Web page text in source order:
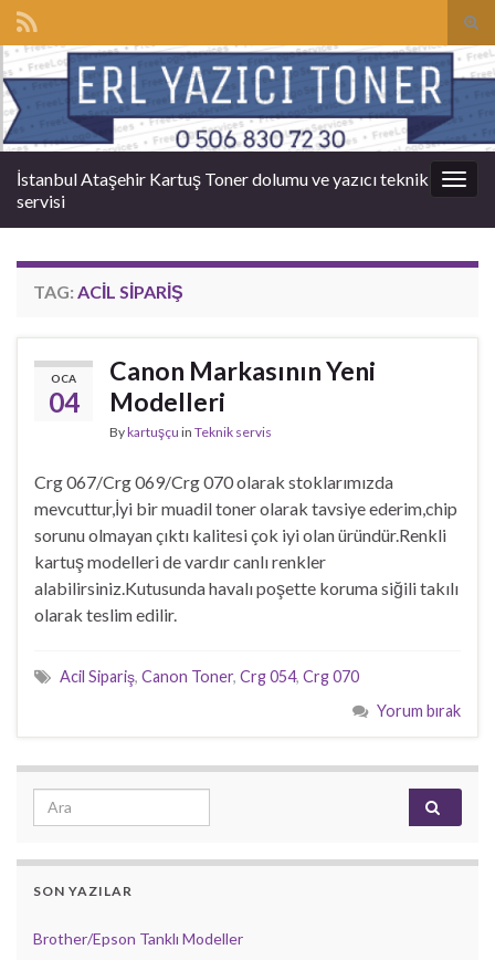
Search for:
İstanbul Ataşehir Kartuş Toner dolumu ve yazıcı teknik
servisi
TAG: ACIL SIPARIŞ
OCA
04
Canon Markasının Yeni
Modelleri
Bykartuşçu in Teknik servis
Crg 067/Crg 069/Crg 070 olarak stoklarımızda
mevcuttur,İyi bir muadil toner olarak tavsiye ederim,chip
sorunu olmayan çıktı kalitesi çok iyi olan üründür.Renkli
kartuş modelleri de vardır canlı renkler
alabilirsiniz.Kutusunda havalı poşette koruma siğili takılı
olarak teslim edilir.
Acil Sipariş, Canon Toner, Crg 054, Crg 070
Yorum bırak
Search for:
SON YAZILAR
Brother/Epson Tanklı Modeller